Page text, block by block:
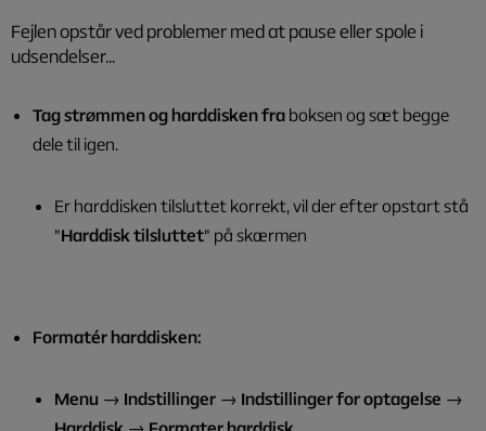
Fejlen opstår ved problemer med at pause eller spole i
udsendelser...
Tag strømmen og harddisken fra boksen og sæt begge
dele til igen.
Er harddisken tilsluttet korrekt, vil der efter opstart stå
"Harddisk tilsluttet" på skærmen
Formatér harddisken:
Menu → Indstillinger → Indstillinger for optagelse →